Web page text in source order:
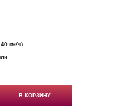
км/ч)
В КОРЗИНУ